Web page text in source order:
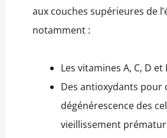
aux couches supérieures de
notamment :
Les vitamines A, C, D et
Des antioxydants pour
dégénérescence des
vieillissement